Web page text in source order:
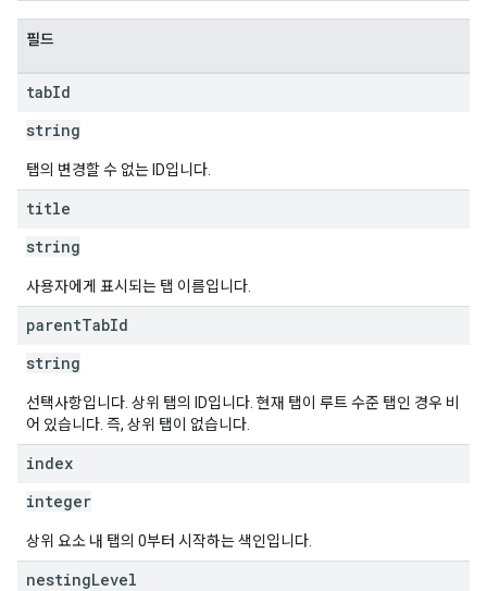
필드
tabId
string
탭의 변경할 수 없는 ID입니다.
title
string
사용자에게 표시되는 탭 이름입니다.
parentTabId
string
선택사항입니다. 상위 탭의 ID입니다. 현재 탭이 루트 수준 탭인 경우 비
어 있습니다. 즉, 상위 탭이 없습니다.
index
integer
상위 요소 내 탭의 0부터 시작하는 색인입니다.
nestingLevel